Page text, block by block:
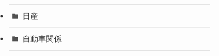
日産
自動車関係